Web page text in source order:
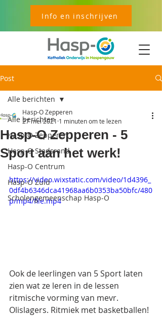
Info en inschrijven
Post
Alle berichten
Hasp-O Zepperen
Hasp-O Stadsrand
Hasp-O Centrum
Hasp-O Zuid
Scholengemeenschap Hasp-O
Alle berichten
Hasp-O Zepperen - 5
Sport aan het werk!
Hasp-O Zepperen
27 mei 2021 1 minuten om te lezen
https://video.wixstatic.com/video/1d4396_
0df4b6346dca41968aa6b0353ba50bfc/480
p/mp4/file.mp4
Ook de leerlingen van 5 Sport laten
zien wat ze leren in de lessen
ritmische vorming van mevr.
Olislagers. Ritmiek met basketballen!